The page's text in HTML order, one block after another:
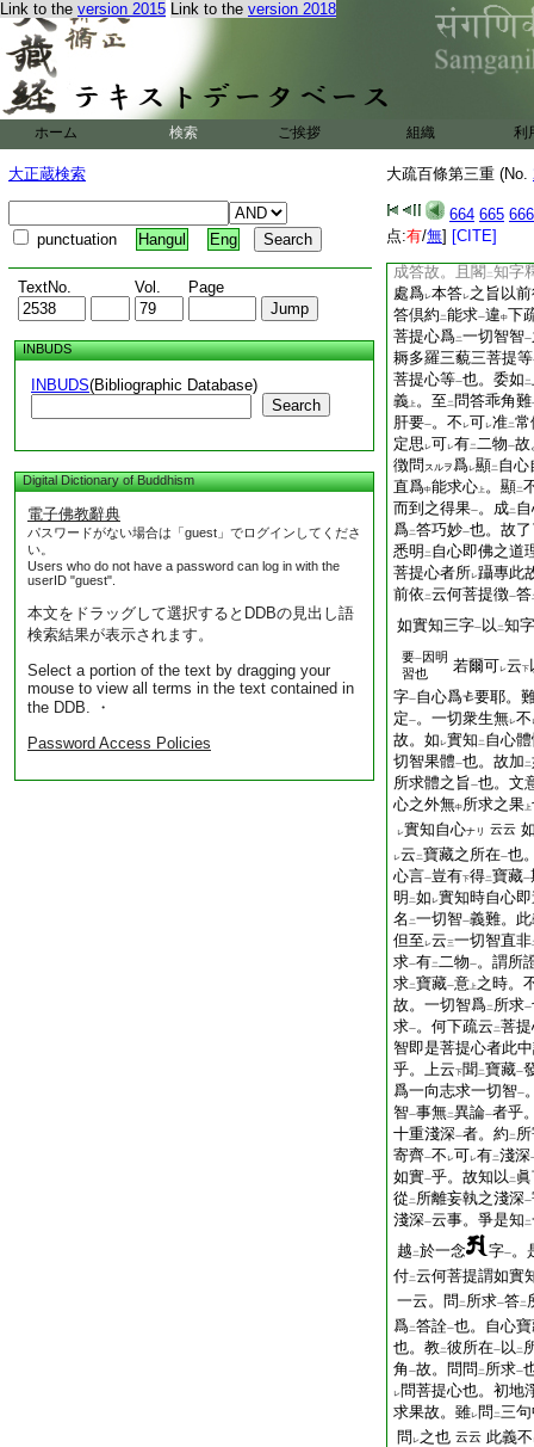
Link to the version 2015 Link to the version 2018
ホーム 検索 ご挨拶 組織 利
大正蔵検索
punctuation Hangul Eng
TextNo. Vol. Page
INBUDS
INBUDS(Bibliographic Database)
Search
Digital Dictionary of Buddhism
電子佛教辭典
パスワードがない場合は「guest」でログインしてくださ
い。
Users who do not have a password can log in with the
userID "guest".
本文をドラッグして選択するとDDBの見出し語
検索結果が表示されます。
Select a portion of the text by dragging your
mouse to view all terms in the text contained in
the DDB. ・
Password Access Policies
大疏百條第三重 (No.
664 665 666
点:有/無] [CITE]
行證入ニ配レ之示字
次釋文偏釋
二 所求寶
爾。了了證知
乎。但釋 寶藏
領解。未
此寶
故重徴
レ 在二何處一可 發二
菩
心 。不審專在 所
釋也。故復指言結
故。已下諸文皆約
開説義也 。不
成答故。且閣 二知字
處爲レ本答レ之旨以
答倶約 二能求一違中下
菩提心爲二一切智智一
耨多羅三藐三菩提等
菩提心等一也。委如 二
義 上 。至 二 問答乖角難
肝要一。不 レ可レ准二常
定思 レ可レ有二二物一故
徴問 スルヲ爲レ顯二 自心
直爲中能求心 上 。顯二
而到之得果一。成二
爲二答巧妙一也。故
悉明 二 自心即佛之道
菩提心者所レ躡專此
前依 二云何菩提徴一答
如實知三字一 以 二知字
要一因明
習也
若爾可レ云下
字一自心爲
要耶。
定一。一切衆生無レ不
故。如 レ實知 二 自心
切智果體一也。故加 二
所求體之旨一也。文
心之外無中所求之果 上
レ實知自心ナリ 云云
レ云 二寶藏之所在一也
心言一豈有下得二寶藏一
明 二如 レ實知時自心
名 二一切智一義難。
但至 レ云三一切智直非
求一有二二物一。謂所
求二寶藏一意 上 之時。
故。一切智爲二 所求一
求一。何下疏云 二菩
智即是菩提心者此
乎。上云下聞 二寶藏一
爲一向志求一切智一
智一事無二異論一者乎
十重淺深一者。約 二
寄齊一不 レ可レ有二淺深
如實一乎。故知以 二
從 二 所離妄執之淺深一
淺深一云事。爭是知 二
越 二於一念 字一。
付二云何菩提謂如實
一云。問 二 所求一答二
爲二答詮一也。自心
也。教二彼所在一 以 二
角 一故。問問 二 所求一
レ問菩提心也。初地
求果故。雖レ問 二三
問 レ之也 云云 此義不